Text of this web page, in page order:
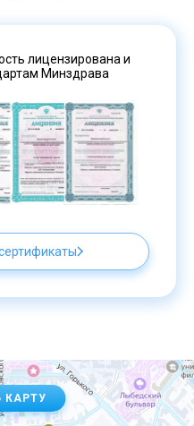
лицензирована и
Минздрава
КАРТУ